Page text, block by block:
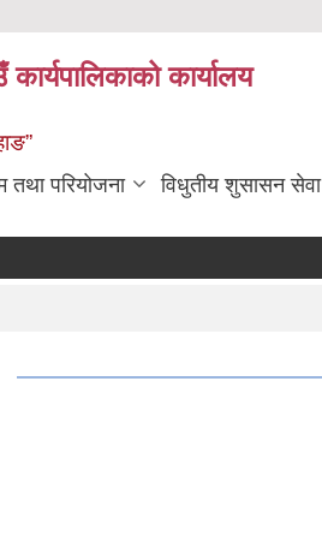
कार्यालय
तथा परियोजना विधुतीय शुसासन सेवा